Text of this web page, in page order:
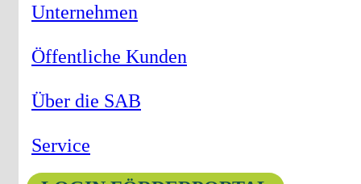
Unternehmen
Öffentliche Kunden
Über die SAB
Service